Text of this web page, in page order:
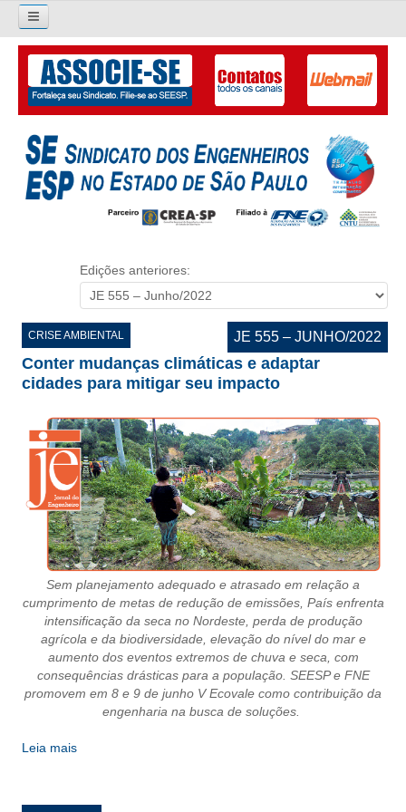
Pesquisar...
O SINDICATO
APRESENTAÇÃO
PALAVRA DO PRESIDENTE
LIVRO GESTÃO 2026-2029
SUBSEDES SINDICAIS
GALERIA EX-PRESIDENTES
CRESCE BRASIL
CONSELHO TECNOLÓGICO
HISTÓRICO E ATUAÇÃO
COMPOSIÇÃO
CONSELHOS ASSESSORES
PERSONALIDADES DA TECNOLOGIA
NÚCLEO DA MULHER ENGENHEIRA
TRANSPARÊNCIA
ACORDOS, CONVENÇÕES E DISSÍDIOS
Edições anteriores:
JE 555 – JUNHO/2022
CRISE AMBIENTAL
Conter mudanças climáticas e adaptar
cidades para mitigar seu impacto
Sem planejamento adequado e atrasado em relação a
cumprimento de metas de redução de emissões, País enfrenta
intensificação da seca no Nordeste, perda de produção
agrícola e da biodiversidade, elevação do nível do mar e
aumento dos eventos extremos de chuva e seca, com
consequências drásticas para a população. SEESP e FNE
promovem em 8 e 9 de junho V Ecovale como contribuição da
engenharia na busca de soluções.
Leia mais